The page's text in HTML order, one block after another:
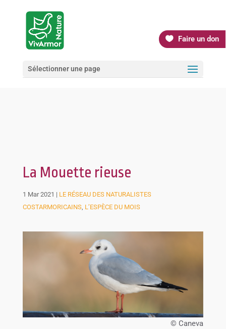
Faire un don
Sélectionner une page
La Mouette rieuse
1 Mar 2021 | LE RÉSEAU DES NATURALISTES
COSTARMORICAINS, L’ESPÈCE DU MOIS
© Caneva